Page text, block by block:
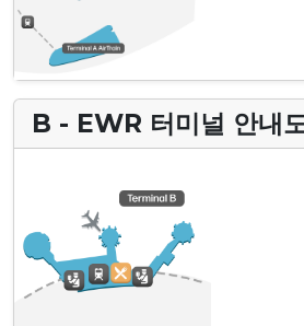
B - EWR 터미널 안내